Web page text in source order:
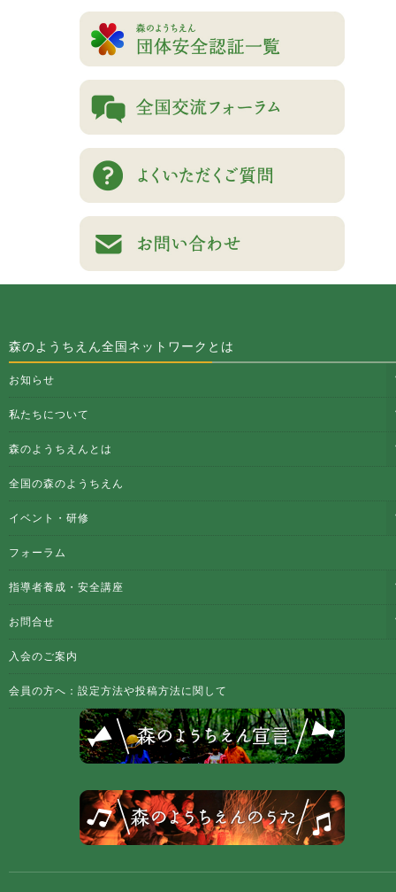
森のようちえん全国ネットワークとは
お知らせ
私たちについて
森のようちえんとは
全国の森のようちえん
イベント・研修
フォーラム
指導者養成・安全講座
お問合せ
入会のご案内
会員の方へ：設定方法や投稿方法に関して